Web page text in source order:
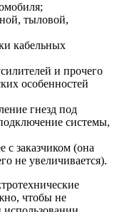
тыловой,
кабельных
и прочего
особенностей
гнезд под
системы,
с заказчиком (она
не увеличивается).
чтобы не